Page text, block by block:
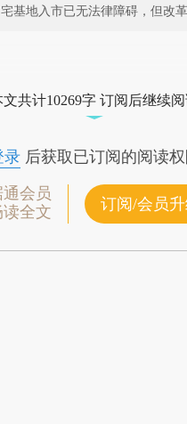
基地入市已无法律障碍，但改
偏差。不代表财新观点
文共计10269字 订阅后继续
录后获取已订阅的阅读权
会员
全文
订阅/会员